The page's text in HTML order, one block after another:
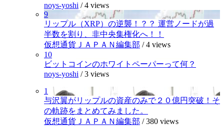
noys-yoshi /4 views
9
リップル（XRP）の逆襲！？？ 運営ノードが過
半数を割り、非中央集権化へ！！
仮想通貨ＪＡＰＡＮ編集部 /4 views
10
ビットコインのホワイトペーパーって何？
noys-yoshi /3 views
1
与沢翼がリップルの資産のみで２０億円突破！そ
の軌跡をまとめてみました。
仮想通貨ＪＡＰＡＮ編集部 /380 views